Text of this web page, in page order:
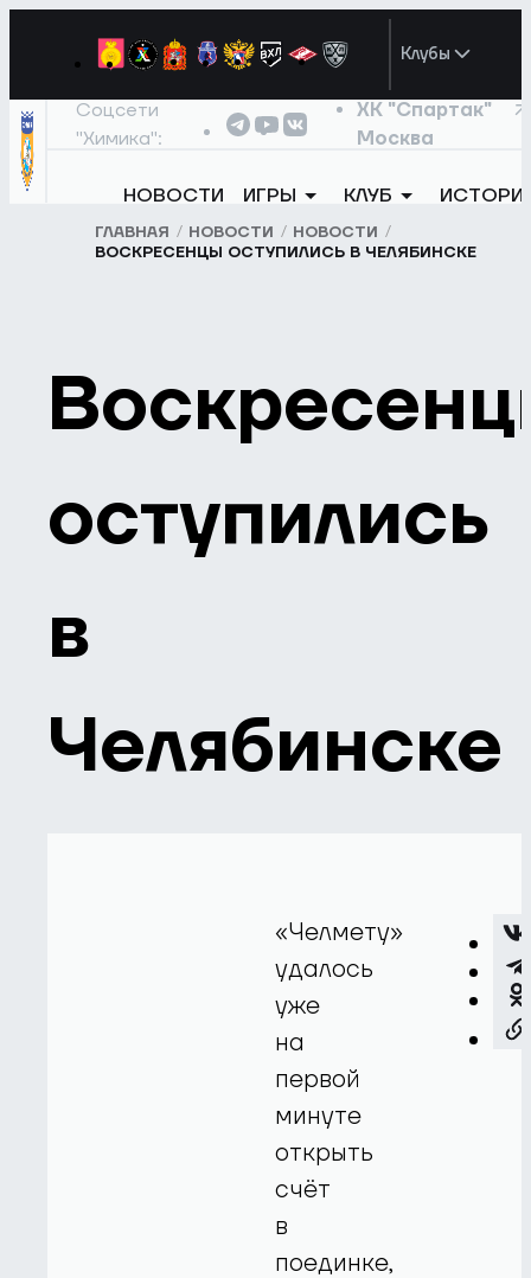
Клубы
Соцсети
"Химика":
ХК "Спартак"
Москва
НОВОСТИ ИГРЫ КЛУБ
ГЛАВНАЯ НОВОСТИ
НОВОСТИ
ВОСКРЕСЕНЦЫ ОСТУПИЛИСЬ В ЧЕЛЯБИНСКЕ
оступились
в
Челябинске
«Челмету»
удалось
уже
на
первой
минуте
открыть
счёт
в
поединке,